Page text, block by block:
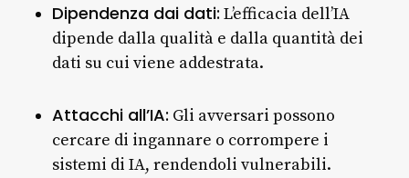
Dipendenza dai dati: L’efficacia dell’IA
dipende dalla qualità e dalla quantità dei
dati su cui viene addestrata.
Attacchi all’IA: Gli avversari possono
cercare di ingannare o corrompere i
sistemi di IA, rendendoli vulnerabili.